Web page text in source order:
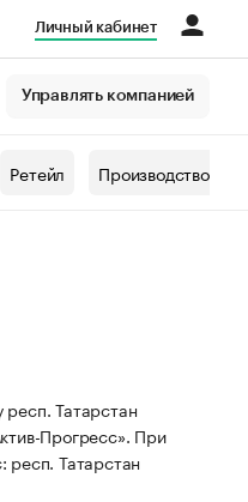
Личный кабинет
Управлять компанией
Ретейл Производство
Татарстан
Прогресс». При
Татарстан